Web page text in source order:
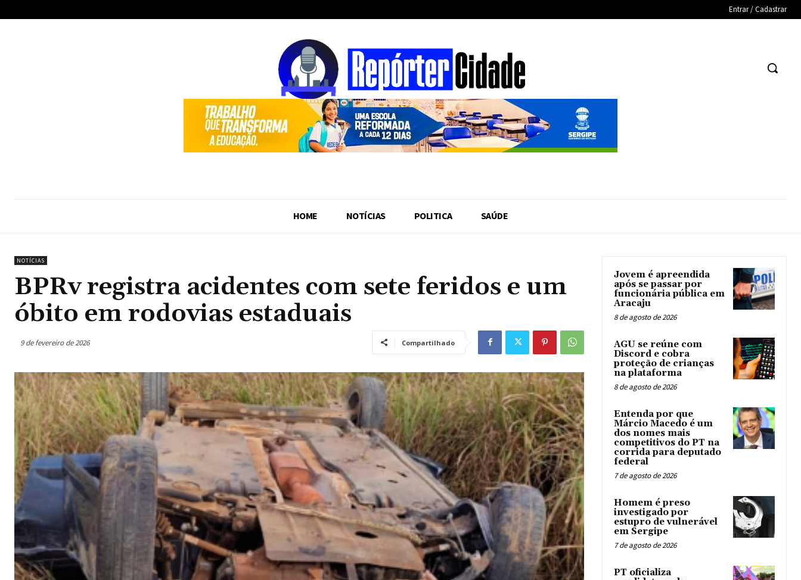
Entrar / Cadastrar
HOME NOTÍCIAS POLITICA SAÚDE
NOTÍCIAS
BPRv registra acidentes com sete feridos e um
óbito em rodovias estaduais
9 de fevereiro de 2026 Compartilhado
Jovem é apreendida
após se passar por
funcionária pública em
Aracaju
8 de agosto de 2026
AGU se reúne com
Discord e cobra
proteção de crianças
na plataforma
8 de agosto de 2026
Entenda por que
Márcio Macedo é um
dos nomes mais
competitivos do PT na
corrida para deputado
federal
7 de agosto de 2026
Homem é preso
investigado por
estupro de vulnerável
em Sergipe
7 de agosto de 2026
PT oficializa